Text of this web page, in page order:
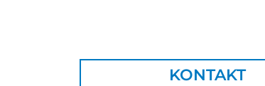
KONTAKT